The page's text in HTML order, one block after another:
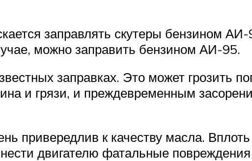
заправлять скутеры бензином АИ-
можно заправить бензином АИ-95.
заправках. Это может грозить
и грязи, и преждевременным
привередлив к качеству масла.
двигателю фатальные